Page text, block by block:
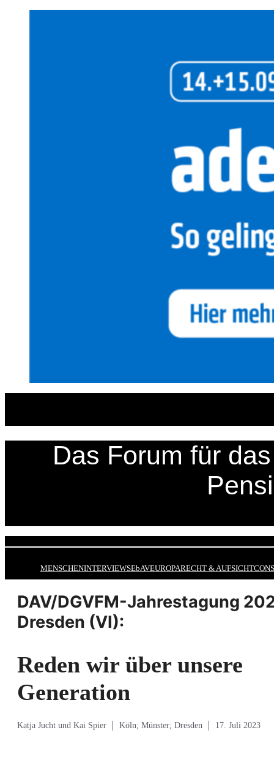
Das Forum für
MENSCHENINTERVIEWSEbAVEUROPARECHT & AUFSICHT
DAV/DGVFM-Jahrestagung
Dresden (VI):
Reden wir über unsere
Generation
Katja Jucht und Kai Spier Köln; Münster; Dresden 17. Juli 2023